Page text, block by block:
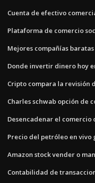
Cuenta de efectivo
Plataforma de comercio
Mejores compañías
Donde invertir dinero hoy
Cripto compara la revisión
Charles schwab opción de
Desencadenar el comercio
Precio del petróleo en vivo
Amazon stock vender o
Contabilidad de